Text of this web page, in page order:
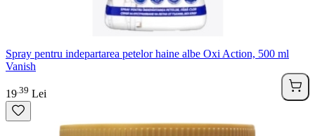
Spray pentru indepartarea petelor haine albe Oxi Action, 500 ml
Vanish
19 39 Lei